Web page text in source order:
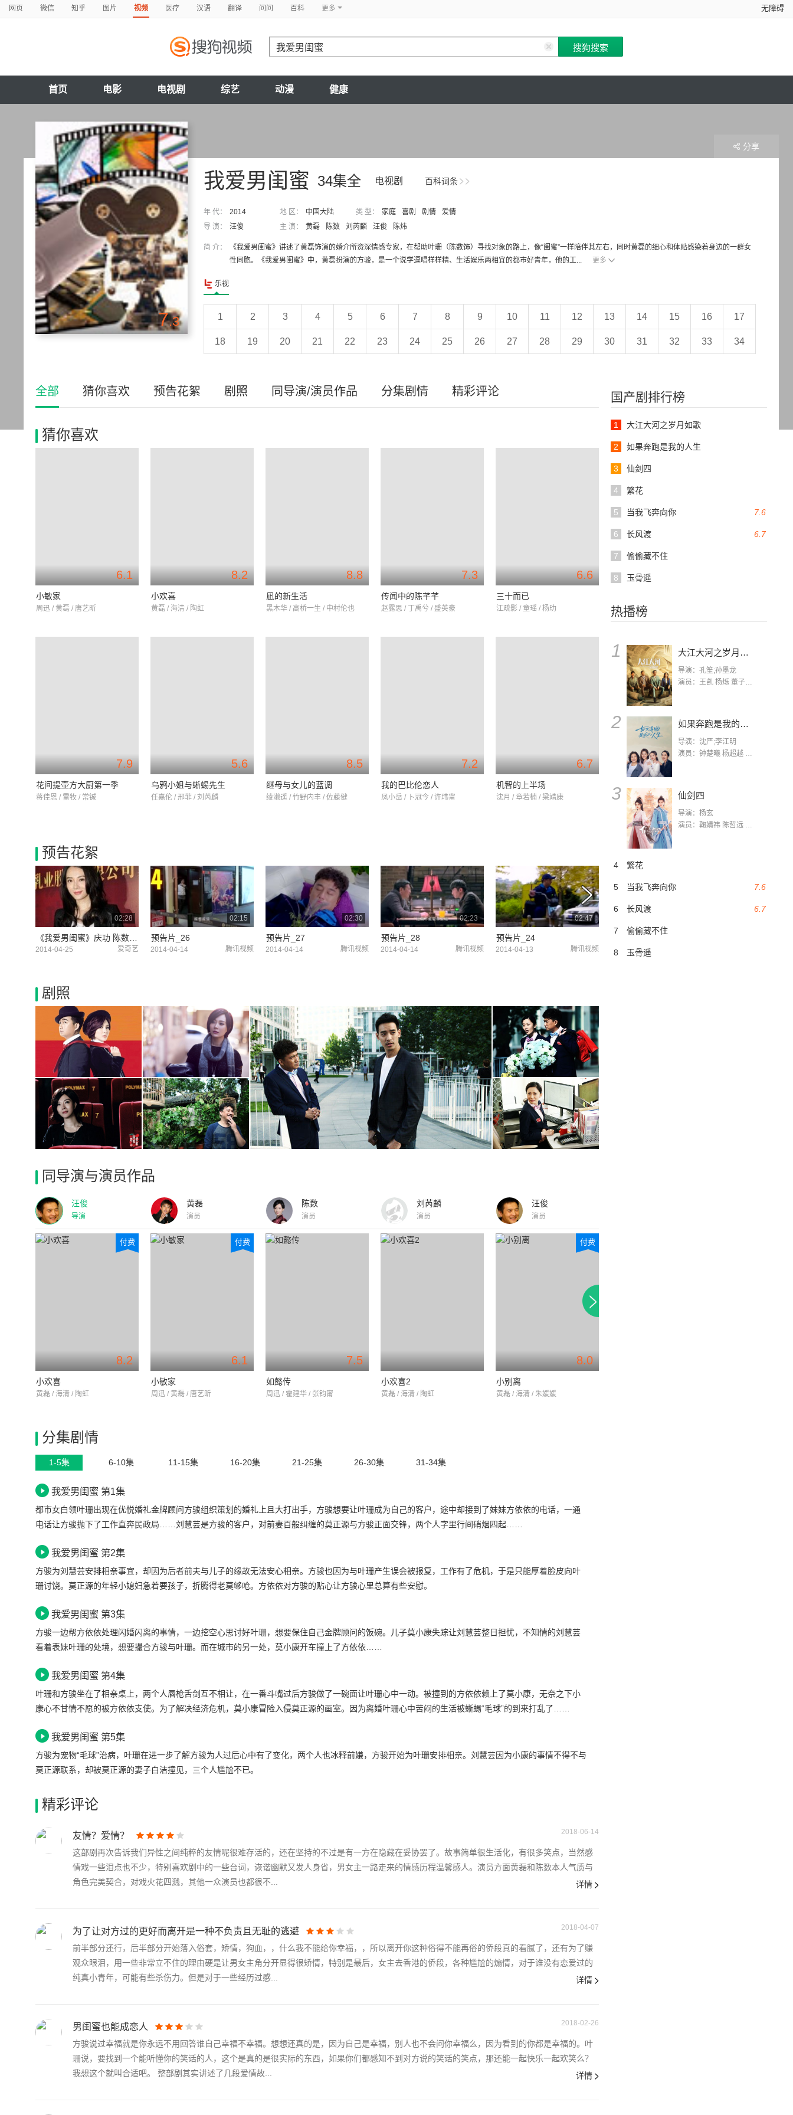
网页 微信 知乎 图片 视频 医疗 汉语 翻译 问问 百科 更多 无障碍
首页 电影 电视剧 综艺 动漫 健康
7.3
百科词条
34集全 电视剧
我爱男闺蜜
年 代： 2014 地 区： 中国大陆 类 型： 家庭 喜剧 剧情
爱情
导 演：
汪俊 主 演： 黄磊 陈数 刘芮麟 汪俊 陈炜
简 介：
《我爱男闺蜜》讲述了黄磊饰演的婚介所资深情感专家，在帮助叶珊（陈数饰）寻找对象的路上，像“闺蜜”一样陪伴其左右，同时黄磊的细心和体贴感染着身边的一群女
性同胞。《我爱男闺蜜》中，黄磊扮演的方骏，是一个说学逗唱样样精、生活娱乐两相宜的都市好青年，他的工...
更多
乐视
1 2 3 4 5 6 7 8 9 10 11 12 13 14 15 16 17
18 19 20 21 22 23 24 25 26 27 28 29 30 31 32 33 34
分享
国产剧排行榜
1 大江大河之岁月如歌
2 如果奔跑是我的人生
3 仙剑四
4 繁花
7.6
5 当我飞奔向你
6.7
6 长风渡
7 偷偷藏不住
8 玉骨遥
热播榜
1 大江大河之岁月如歌
导演：孔笙;孙墨龙
演员：王凯 杨烁 董子健 杨采钰 张佳宁 练练 林栋甫 房子斌
2 如果奔跑是我的人生
导演：沈严;李江明
演员：钟楚曦 杨超越 许娣 陈小艺 侯雯元 宋洋 王宥钧 李添诺
3 仙剑四
导演：杨玄
演员：鞠婧祎 陈哲远 茅子俊 毛晓慧 王媛可 张志浩 林枫松 张帆（演员）
4 繁花
7.6
5 当我飞奔向你
6.7
6 长风渡
7 偷偷藏不住
8 玉骨遥
全部 猜你喜欢 预告花絮 剧照 同导演/演员作品 分集剧情 精彩评论
猜你喜欢
6.1
小敏家
周迅 / 黄磊 / 唐艺昕
8.2
小欢喜
黄磊 / 海清 / 陶虹
8.8
凪的新生活
黑木华 / 高桥一生 / 中村伦也
7.3
传闻中的陈芊芊
赵露思 / 丁禹兮 / 盛英豪
6.6
三十而已
江疏影 / 童瑶 / 杨玏
7.9
花间提壶方大厨第一季
蒋佳恩 / 雷牧 / 常铖
5.6
乌鸦小姐与蜥蜴先生
任嘉伦 / 邢菲 / 刘芮麟
8.5
继母与女儿的蓝调
绫濑遥 / 竹野内丰 / 佐藤健
7.2
我的巴比伦恋人
凤小岳 / 卜冠今 / 许玮甯
6.7
机智的上半场
沈月 / 章若楠 / 梁靖康
预告花絮
02:28
2014-04-25 爱奇艺
02:15
预告片_26
2014-04-14 腾讯视频
02:30
预告片_27
2014-04-14 腾讯视频
02:23
预告片_28
2014-04-14 腾讯视频
02:47
预告片_24
2014-04-13 腾讯视频 2014-04-03
剧照
同导演与演员作品
汪俊
导演
黄磊
演员
陈数
演员
刘芮麟
演员
汪俊
演员
8.2
付费
小欢喜
黄磊 / 海清 / 陶虹
6.1
付费
小敏家
周迅 / 黄磊 / 唐艺昕
7.5
如懿传
周迅 / 霍建华 / 张钧甯
小欢喜2
黄磊 / 海清 / 陶虹
8.0
付费
小别离
黄磊 / 海清 / 朱媛媛
分集剧情
1-5集 6-10集 11-15集 16-20集 21-25集 26-30集 31-34集
我爱男闺蜜 第1集
都市女白领叶珊出现在优悦婚礼金牌顾问方骏组织策划的婚礼上且大打出手，方骏想要让叶珊成为自己的客户，途中却接到了妹妹方依依的电话，一通
电话让方骏抛下了工作直奔民政局……刘慧芸是方骏的客户，对前妻百般纠缠的莫正源与方骏正面交锋，两个人字里行间硝烟四起……
我爱男闺蜜 第2集
方骏为刘慧芸安排相亲事宜，却因为后者前夫与儿子的缘故无法安心相亲。方骏也因为与叶珊产生误会被报复，工作有了危机，于是只能厚着脸皮向叶
珊讨饶。莫正源的年轻小媳妇急着要孩子，折腾得老莫够呛。方依依对方骏的贴心让方骏心里总算有些安慰。
我爱男闺蜜 第3集
方骏一边帮方依依处理闪婚闪离的事情，一边挖空心思讨好叶珊，想要保住自己金牌顾问的饭碗。儿子莫小康失踪让刘慧芸整日担忧，不知情的刘慧芸
看着表妹叶珊的处境，想要撮合方骏与叶珊。而在城市的另一处，莫小康开车撞上了方依依……
我爱男闺蜜 第4集
叶珊和方骏坐在了相亲桌上，两个人唇枪舌剑互不相让，在一番斗嘴过后方骏做了一碗面让叶珊心中一动。被撞到的方依依赖上了莫小康，无奈之下小
康心不甘情不愿的被方依依支使。为了解决经济危机，莫小康冒险入侵莫正源的画室。因为离婚叶珊心中苦闷的生活被蜥蜴“毛球”的到来打乱了……
我爱男闺蜜 第5集
方骏为宠物“毛球”治病，叶珊在进一步了解方骏为人过后心中有了变化，两个人也冰释前嫌，方骏开始为叶珊安排相亲。刘慧芸因为小康的事情不得不与
莫正源联系，却被莫正源的妻子白洁撞见，三个人尴尬不已。
精彩评论
友情？爱情？ 2018-06-14
这部剧再次告诉我们异性之间纯粹的友情呢很难存活的，还在坚持的不过是有一方在隐藏在妥协罢了。故事简单很生活化，有很多笑点，当然感
情戏一些泪点也不少，特别喜欢剧中的一些台词，诙谐幽默又发人身省，男女主一路走来的情感历程温馨感人。演员方面黄磊和陈数本人气质与
角色完美契合，对戏火花四溅，其他一众演员也都很不...
详情
为了让对方过的更好而离开是一种不负责且无耻的逃避 2018-04-07
前半部分还行，后半部分开始落入俗套，矫情，狗血，，什么我不能给你幸福，，所以离开你这种俗得不能再俗的侨段真的看腻了，还有为了赚
观众眼泪，用一些非常立不住的理由硬是让男女主角分开显得很矫情，特别是最后，女主去香港的侨段，各种尴尬的煽情，对于谁没有恋爱过的
纯真小青年，可能有些杀伤力。但是对于一些经历过感...
详情
男闺蜜也能成恋人 2018-02-26
方骏说过幸福就是你永远不用回答谁自己幸福不幸福。想想还真的是，因为自己是幸福，别人也不会问你幸福么，因为看到的你都是幸福的。叶
珊说，要找到一个能听懂你的笑话的人，这个是真的是很实际的东西，如果你们都感知不到对方说的笑话的笑点，那还能一起快乐一起欢笑么？
我想这个就叫合适吧。 整部剧其实讲述了几段爱情故...
详情